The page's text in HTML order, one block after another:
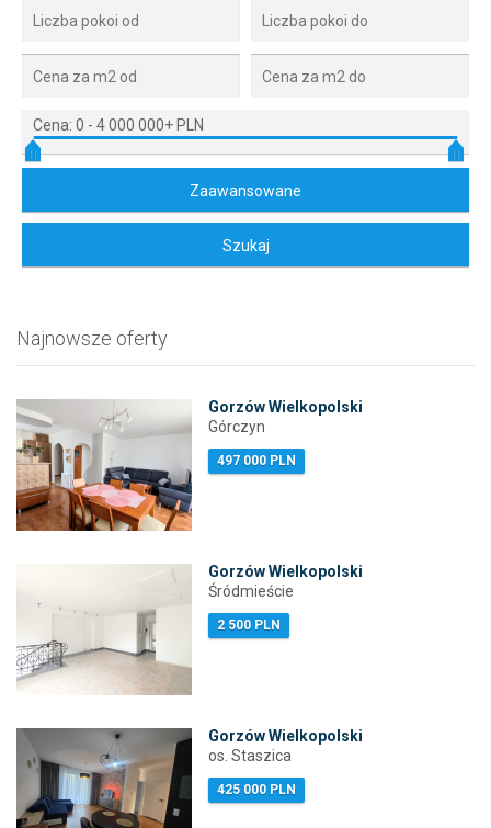
Cena: 0 - 4 000 000+ PLN
Najnowsze oferty
Gorzów Wielkopolski
Górczyn
497 000 PLN
Gorzów Wielkopolski
Śródmieście
2 500 PLN
Gorzów Wielkopolski
os. Staszica
425 000 PLN